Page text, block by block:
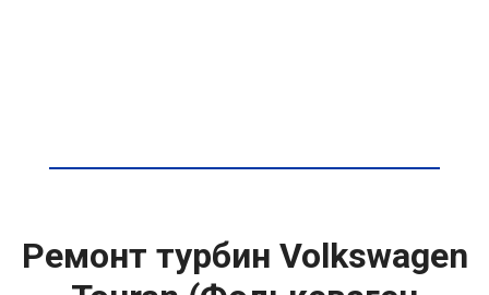
Ремонт турбин Volkswagen